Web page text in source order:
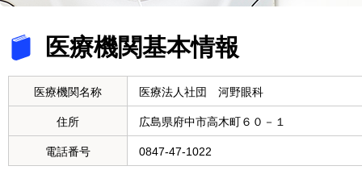
医療機関基本情報
医療機関名称 医療法人社団 河野眼科
住所 広島県府中市高木町６０－１
電話番号 0847-47-1022